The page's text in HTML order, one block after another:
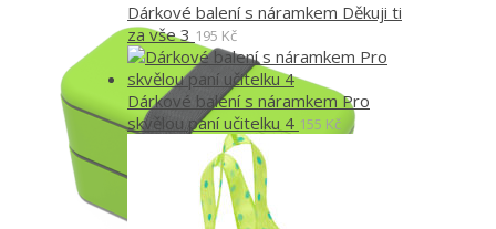
Dárkové balení s náramkem Děkuji ti
za vše 3 195 Kč
Dárkové balení s náramkem Pro
skvělou paní učitelku 4 155 Kč